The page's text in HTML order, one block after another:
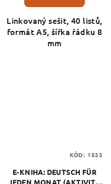
Linkovaný sešit, 40 listů,
formát A5, šířka řádku 8
mm
E-KNIHA: DEUTSCH FÜR
JEDEN MONAT (AKTIVITY
KÓD: 1533